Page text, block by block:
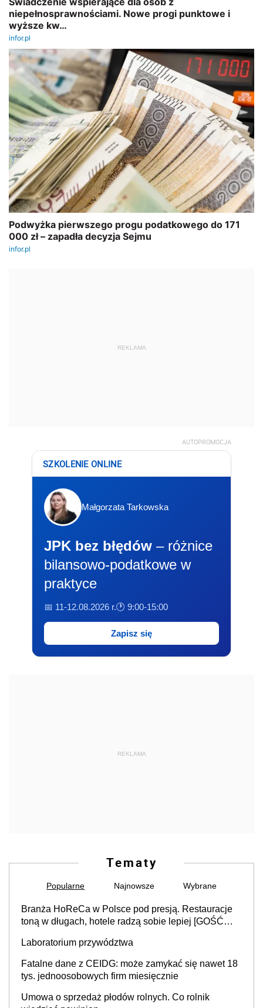
REKLAMA
AUTOPROMOCJA
SZKOLENIE ONLINE
Małgorzata Tarkowska
JPK bez błędów – różnice
bilansowo-podatkowe w
praktyce
📅 11-12.08.2026 r.🕐 9:00-15:00
Zapisz się
REKLAMA
Tematy
Popularne Najnowsze Wybrane
Branża HoReCa w Polsce pod presją. Restauracje
toną w długach, hotele radzą sobie lepiej [GOŚĆ
Laboratorium przywództwa
Fatalne dane z CEIDG: może zamykać się nawet 18
tys. jednoosobowych firm miesięcznie
Umowa o sprzedaż płodów rolnych. Co rolnik